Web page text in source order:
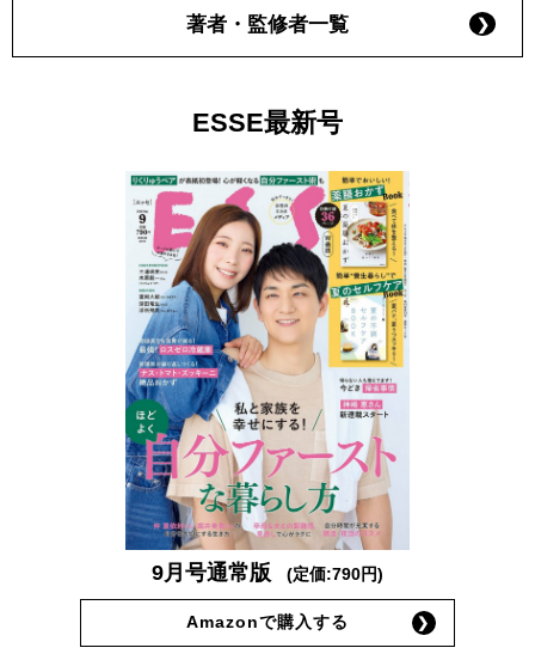
著者・監修者一覧
ESSE最新号
9月号通常版 (定価:790円)
Amazonで購入する